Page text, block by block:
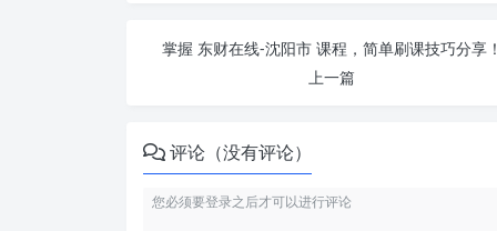
掌握 东财在线-沈阳市 课程，简单刷课技巧分享！
上一篇
评论（没有评论）